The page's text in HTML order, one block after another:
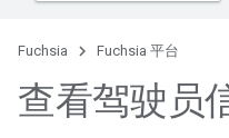
Fuchsia Fuchsia 平台
查看驾驶员